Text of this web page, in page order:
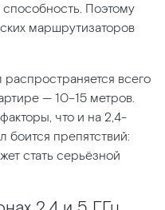
Поэтому
маршрутизаторов
всего
— 10–15 метров.
что и на 2,4-
боится препятствий:
стать серьёзной